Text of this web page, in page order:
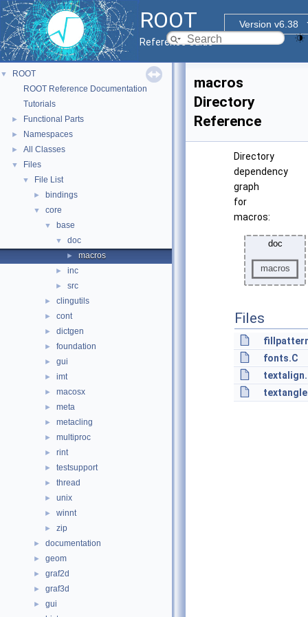
ROOT
Version v6.38
Reference Guide
▼
ROOT
ROOT Reference Documentation
Tutorials
► Functional Parts
► Namespaces
► All Classes
▼ Files
▼ File List
► bindings
▼ core
▼ base
▼ doc
► macros
► inc
► src
► clingutils
► cont
► dictgen
► foundation
► gui
► imt
► macosx
► meta
► metacling
► multiproc
► rint
► testsupport
► thread
► unix
► winnt
► zip
► documentation
► geom
► graf2d
► graf3d
► gui
macros
Directory
Reference
Directory
dependency
graph
for
macros:
Files
fonts.C